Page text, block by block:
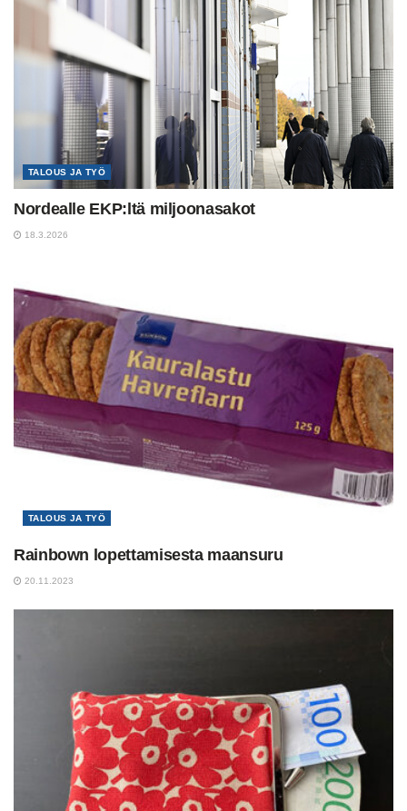
TALOUS JA TYÖ
Nordealle EKP:ltä miljoonasakot
18.3.2026
TALOUS JA TYÖ
Rainbown lopettamisesta maansuru
20.11.2023